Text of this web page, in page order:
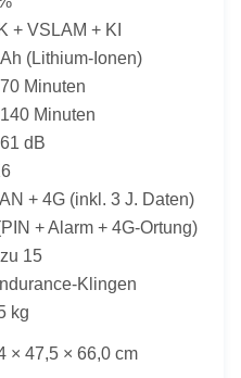
+ VSLAM + KI
(Lithium-Ionen)
Minuten
Minuten
dB
+ 4G (inkl. 3 J. Daten)
+ Alarm + 4G-Ortung)
15
Klingen
kg
× 47,5 × 66,0 cm